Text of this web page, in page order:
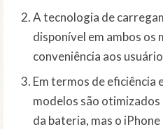
A tecnologia de
disponível em ambos os
conveniência aos
Em termos de eficiência
modelos são
da bateria, mas o